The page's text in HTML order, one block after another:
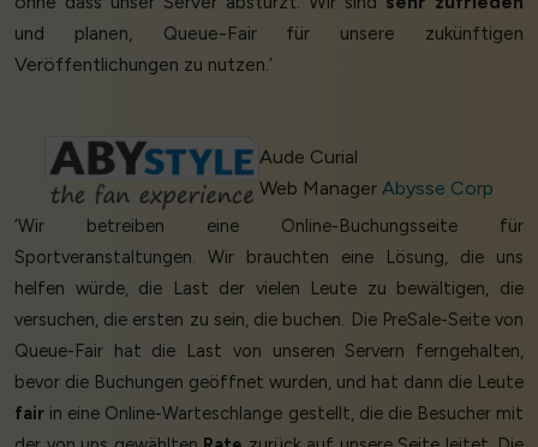
und planen, Queue-Fair für unsere zukünftigen
Veröffentlichungen zu nutzen.’
Aude Curial
Web ManagerAbysse Corp
‘Wir betreiben eine Online-Buchungsseite für
Sportveranstaltungen. Wir brauchten eine Lösung, die uns
helfen würde, die Last der vielen Leute zu bewältigen, die
versuchen, die ersten zu sein, die buchen. Die PreSale-Seite von
Queue-Fair hat die Last von unseren Servern ferngehalten,
bevor die Buchungen geöffnet wurden, und hat dann die Leute
fair in eine Online-Warteschlange gestellt, die die Besucher mit